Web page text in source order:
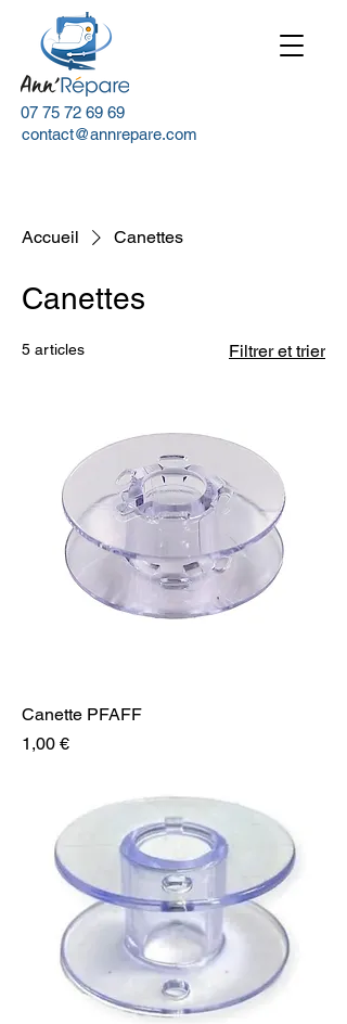
07 75 72 69 69
contact@annrepare.com
Accueil Canettes
Canettes
5 articles Filtrer et trier
Canette PFAFF
Prix
1,00 €